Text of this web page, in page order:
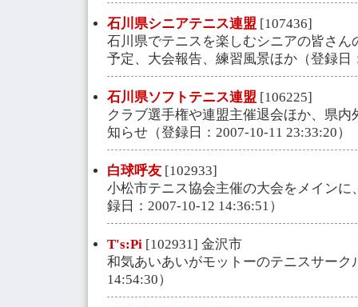
石川県シニアテニス連盟 [107436]
石川県でテニスを楽しむシニアの皆さん
予定、大会報告、練習風景ほか（登録日
石川県ソフトテニス連盟 [106225]
クラブ選手権や連盟主催退会ほか、県
知らせ（登録日：2007-10-11 23:33:20）
白球呼友 [102933]
小松市テニス協会主催の大会をメインに
録日：2007-10-12 14:36:51）
T's:Pi [102931] 金沢市
和気あいあいがモットーのテニスサーク
14:54:30）